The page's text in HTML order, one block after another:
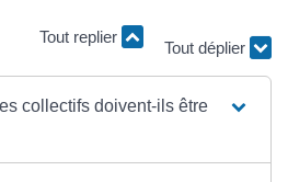
Tout replier Tout déplier
collectifs doivent-ils être